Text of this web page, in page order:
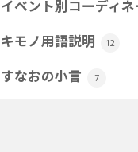
イベント別コーディネ
キモノ用語説明 12
すなおの小言 7